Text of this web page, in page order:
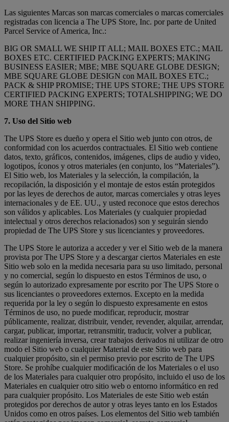
Las siguientes Marcas son marcas comerciales o marcas comerciales
registradas con licencia a The UPS Store, Inc. por parte de United
Parcel Service of America, Inc.:
BIG OR SMALL WE SHIP IT ALL; MAIL BOXES ETC.; MAIL
BOXES ETC. CERTIFIED PACKING EXPERTS; MAKING
BUSINESS EASIER; MBE; MBE SQUARE GLOBE DESIGN;
MBE SQUARE GLOBE DESIGN con MAIL BOXES ETC.;
PACK & SHIP PROMISE; THE UPS STORE; THE UPS STORE
CERTIFIED PACKING EXPERTS; TOTALSHIPPING; WE DO
MORE THAN SHIPPING.
7. Uso del Sitio web
The UPS Store es dueño y opera el Sitio web junto con otros, de
conformidad con los acuerdos contractuales. El Sitio web contiene
datos, texto, gráficos, contenidos, imágenes, clips de audio y video,
logotipos, íconos y otros materiales (en conjunto, los “Materiales”).
El Sitio web, los Materiales y la selección, la compilación, la
recopilación, la disposición y el montaje de estos están protegidos
por las leyes de derechos de autor, marcas comerciales y otras leyes
internacionales y de EE. UU., y usted reconoce que estos derechos
son válidos y aplicables. Los Materiales (y cualquier propiedad
intelectual y otros derechos relacionados) son y seguirán siendo
propiedad de The UPS Store y sus licenciantes y proveedores.
The UPS Store le autoriza a acceder y ver el Sitio web de la manera
provista por The UPS Store y a descargar ciertos Materiales en este
Sitio web solo en la medida necesaria para su uso limitado, personal
y no comercial, según lo dispuesto en estos Términos de uso, o
según lo autorizado expresamente por escrito por The UPS Store o
sus licenciantes o proveedores externos. Excepto en la medida
requerida por la ley o según lo dispuesto expresamente en estos
Términos de uso, no puede modificar, reproducir, mostrar
públicamente, realizar, distribuir, vender, revender, alquilar, arrendar,
cargar, publicar, importar, retransmitir, traducir, volver a publicar,
realizar ingeniería inversa, crear trabajos derivados ni utilizar de otro
modo el Sitio web o cualquier Material de este Sitio web para
cualquier propósito, sin el permiso previo por escrito de The UPS
Store. Se prohíbe cualquier modificación de los Materiales o el uso
de los Materiales para cualquier otro propósito, incluido el uso de los
Materiales en cualquier otro sitio web o entorno informático en red
para cualquier propósito. Los Materiales de este Sitio web están
protegidos por derechos de autor y otras leyes tanto en los Estados
Unidos como en otros países. Los elementos del Sitio web también